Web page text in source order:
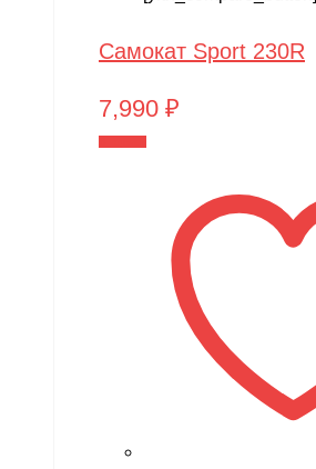
Самокат Sport 230R
7,990 ₽